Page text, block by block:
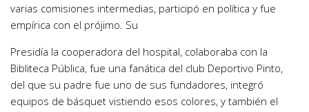
varias comisiones intermedias, participó en política y fue
empírica con el prójimo. Su
Presidía la cooperadora del hospital, colaboraba con la
Bibliteca Pública, fue una fanática del club Deportivo Pinto,
del que su padre fue uno de sus fundadores, integró
equipos de básquet vistiendo esos colores, y también el